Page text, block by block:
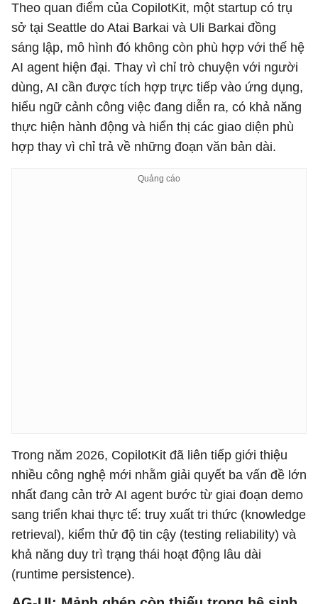
Theo quan điểm của CopilotKit, một startup có trụ
sở tại Seattle do Atai Barkai và Uli Barkai đồng
sáng lập, mô hình đó không còn phù hợp với thế hệ
AI agent hiện đại. Thay vì chỉ trò chuyện với người
dùng, AI cần được tích hợp trực tiếp vào ứng dụng,
hiểu ngữ cảnh công việc đang diễn ra, có khả năng
thực hiện hành động và hiển thị các giao diện phù
hợp thay vì chỉ trả về những đoạn văn bản dài.
Trong năm 2026, CopilotKit đã liên tiếp giới thiệu
nhiều công nghệ mới nhằm giải quyết ba vấn đề lớn
nhất đang cản trở AI agent bước từ giai đoạn demo
sang triển khai thực tế: truy xuất tri thức (knowledge
retrieval), kiểm thử độ tin cậy (testing reliability) và
khả năng duy trì trạng thái hoạt động lâu dài
(runtime persistence).